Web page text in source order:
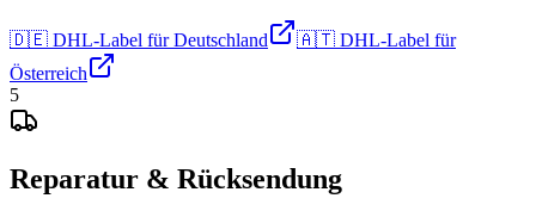
🇩🇪 DHL-Label für Deutschland
🇦🇹 DHL-Label für
Österreich
5
Reparatur & Rücksendung